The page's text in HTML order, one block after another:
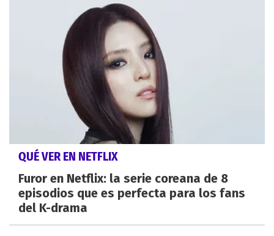
QUÉ VER EN NETFLIX
Furor en Netflix: la serie coreana de 8
episodios que es perfecta para los fans
del K-drama